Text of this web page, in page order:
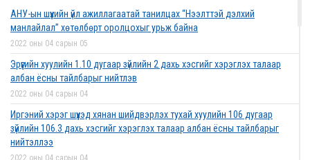
АНУ-ын шүүхийн үйл ажиллагаатай танилцах “Нээлттэй дэлхий
манлайлал” хөтөлбөрт оролцохыг урьж байна
2022 оны 04 сарын 05
Эрүүгийн хуулийн 1.10 дугаар зүйлийн 2 дахь хэсгийг хэрэглэх талаар
албан ёсны тайлбарыг нийтлэв
2022 оны 04 сарын 04
Иргэний хэрэг шүүхэд хянан шийдвэрлэх тухай хуулийн 106 дугаар
зүйлийн 106.3 дахь хэсгийг хэрэглэх талаар албан ёсны тайлбарыг
нийтэллээ
2022 оны 04 сарын 04